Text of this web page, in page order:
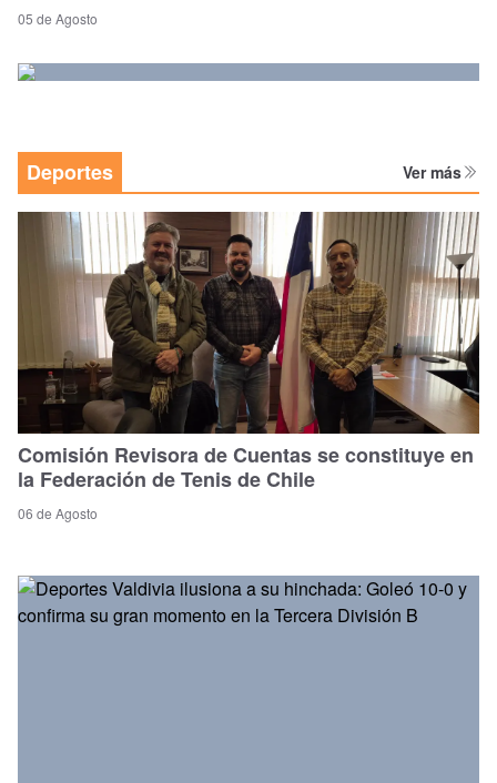
05 de Agosto
Deportes Ver más
Comisión Revisora de Cuentas se constituye en
la Federación de Tenis de Chile
06 de Agosto